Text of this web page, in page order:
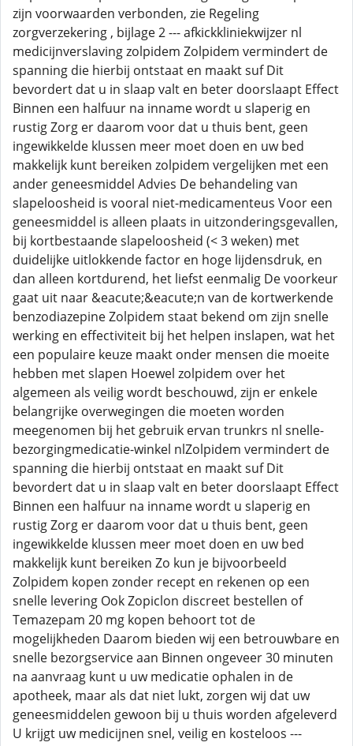
zijn voorwaarden verbonden, zie Regeling
zorgverzekering , bijlage 2 --- afkickkliniekwijzer nl
medicijnverslaving zolpidem Zolpidem vermindert de
spanning die hierbij ontstaat en maakt suf Dit
bevordert dat u in slaap valt en beter doorslaapt Effect
Binnen een halfuur na inname wordt u slaperig en
rustig Zorg er daarom voor dat u thuis bent, geen
ingewikkelde klussen meer moet doen en uw bed
makkelijk kunt bereiken zolpidem vergelijken met een
ander geneesmiddel Advies De behandeling van
slapeloosheid is vooral niet-medicamenteus Voor een
geneesmiddel is alleen plaats in uitzonderingsgevallen,
bij kortbestaande slapeloosheid (< 3 weken) met
duidelijke uitlokkende factor en hoge lijdensdruk, en
dan alleen kortdurend, het liefst eenmalig De voorkeur
gaat uit naar &eacute;&eacute;n van de kortwerkende
benzodiazepine Zolpidem staat bekend om zijn snelle
werking en effectiviteit bij het helpen inslapen, wat het
een populaire keuze maakt onder mensen die moeite
hebben met slapen Hoewel zolpidem over het
algemeen als veilig wordt beschouwd, zijn er enkele
belangrijke overwegingen die moeten worden
meegenomen bij het gebruik ervan trunkrs nl snelle-
bezorgingmedicatie-winkel nlZolpidem vermindert de
spanning die hierbij ontstaat en maakt suf Dit
bevordert dat u in slaap valt en beter doorslaapt Effect
Binnen een halfuur na inname wordt u slaperig en
rustig Zorg er daarom voor dat u thuis bent, geen
ingewikkelde klussen meer moet doen en uw bed
makkelijk kunt bereiken Zo kun je bijvoorbeeld
Zolpidem kopen zonder recept en rekenen op een
snelle levering Ook Zopiclon discreet bestellen of
Temazepam 20 mg kopen behoort tot de
mogelijkheden Daarom bieden wij een betrouwbare en
snelle bezorgservice aan Binnen ongeveer 30 minuten
na aanvraag kunt u uw medicatie ophalen in de
apotheek, maar als dat niet lukt, zorgen wij dat uw
geneesmiddelen gewoon bij u thuis worden afgeleverd
U krijgt uw medicijnen snel, veilig en kosteloos ---